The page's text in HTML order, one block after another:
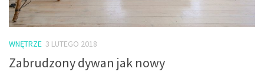
WNĘTRZE 3 LUTEGO 2018
Zabrudzony dywan jak nowy